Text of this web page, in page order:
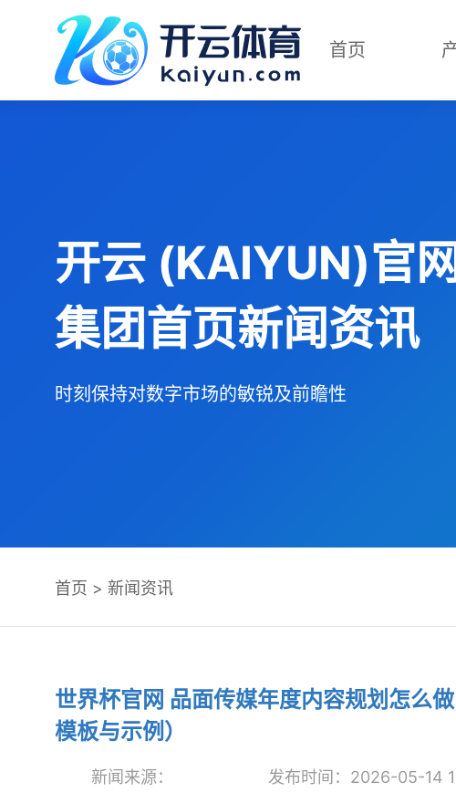
首页
开云 (KAIYUN)官
集团首页新闻资讯
时刻保持对数字市场的敏锐及前瞻性
首页 > 新闻资讯
世界杯官网 品面传媒年度内容规划怎么
模板与示例）
新闻来源： 发布时间：2026-05-14